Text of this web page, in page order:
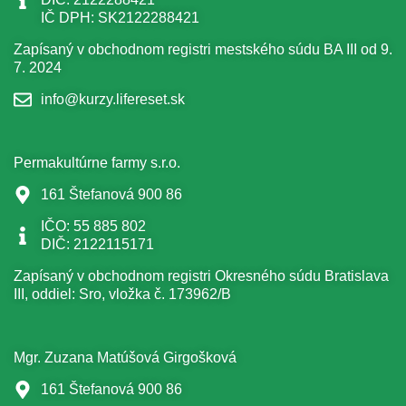
IČ DPH: SK2122288421
Zapísaný v obchodnom registri mestského súdu BA III od 9.
7. 2024
info@kurzy.lifereset.sk
Permakultúrne farmy s.r.o.
161 Štefanová 900 86
IČO: 55 885 802
DIČ: 2122115171
Zapísaný v obchodnom registri Okresného súdu Bratislava
III, oddiel: Sro, vložka č. 173962/B
Mgr. Zuzana Matúšová Girgošková
161 Štefanová 900 86